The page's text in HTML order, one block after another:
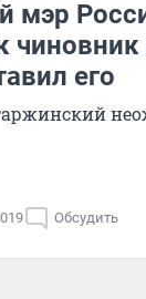
его
Обсудить